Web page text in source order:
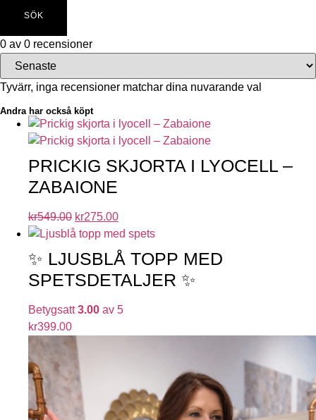
SÖK
0 av 0 recensioner
Tyvärr, inga recensioner matchar dina nuvarande val
Andra har också köpt
PRICKIG SKJORTA I LYOCELL –
ZABAIONE
kr549.00 kr275.00
✨ LJUSBLÅ TOPP MED
SPETSDETALJER ✨
Betygsatt3.00 av 5
kr399.00